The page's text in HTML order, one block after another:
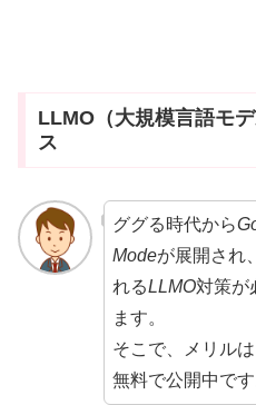
LLMO（大規模言語モ
ス
ググる時代から
Modeが展開され
れるLLMO対策が
ます。
そこで、メリルは
無料で公開中です